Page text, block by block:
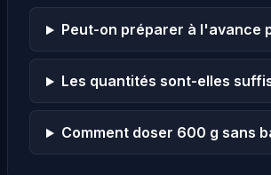
Peut-on préparer à l'avance
Les quantités sont-elles
Comment doser 600 g sans